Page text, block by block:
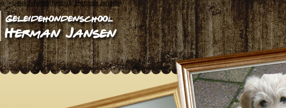
Geleidehondenschool Herman Jansen